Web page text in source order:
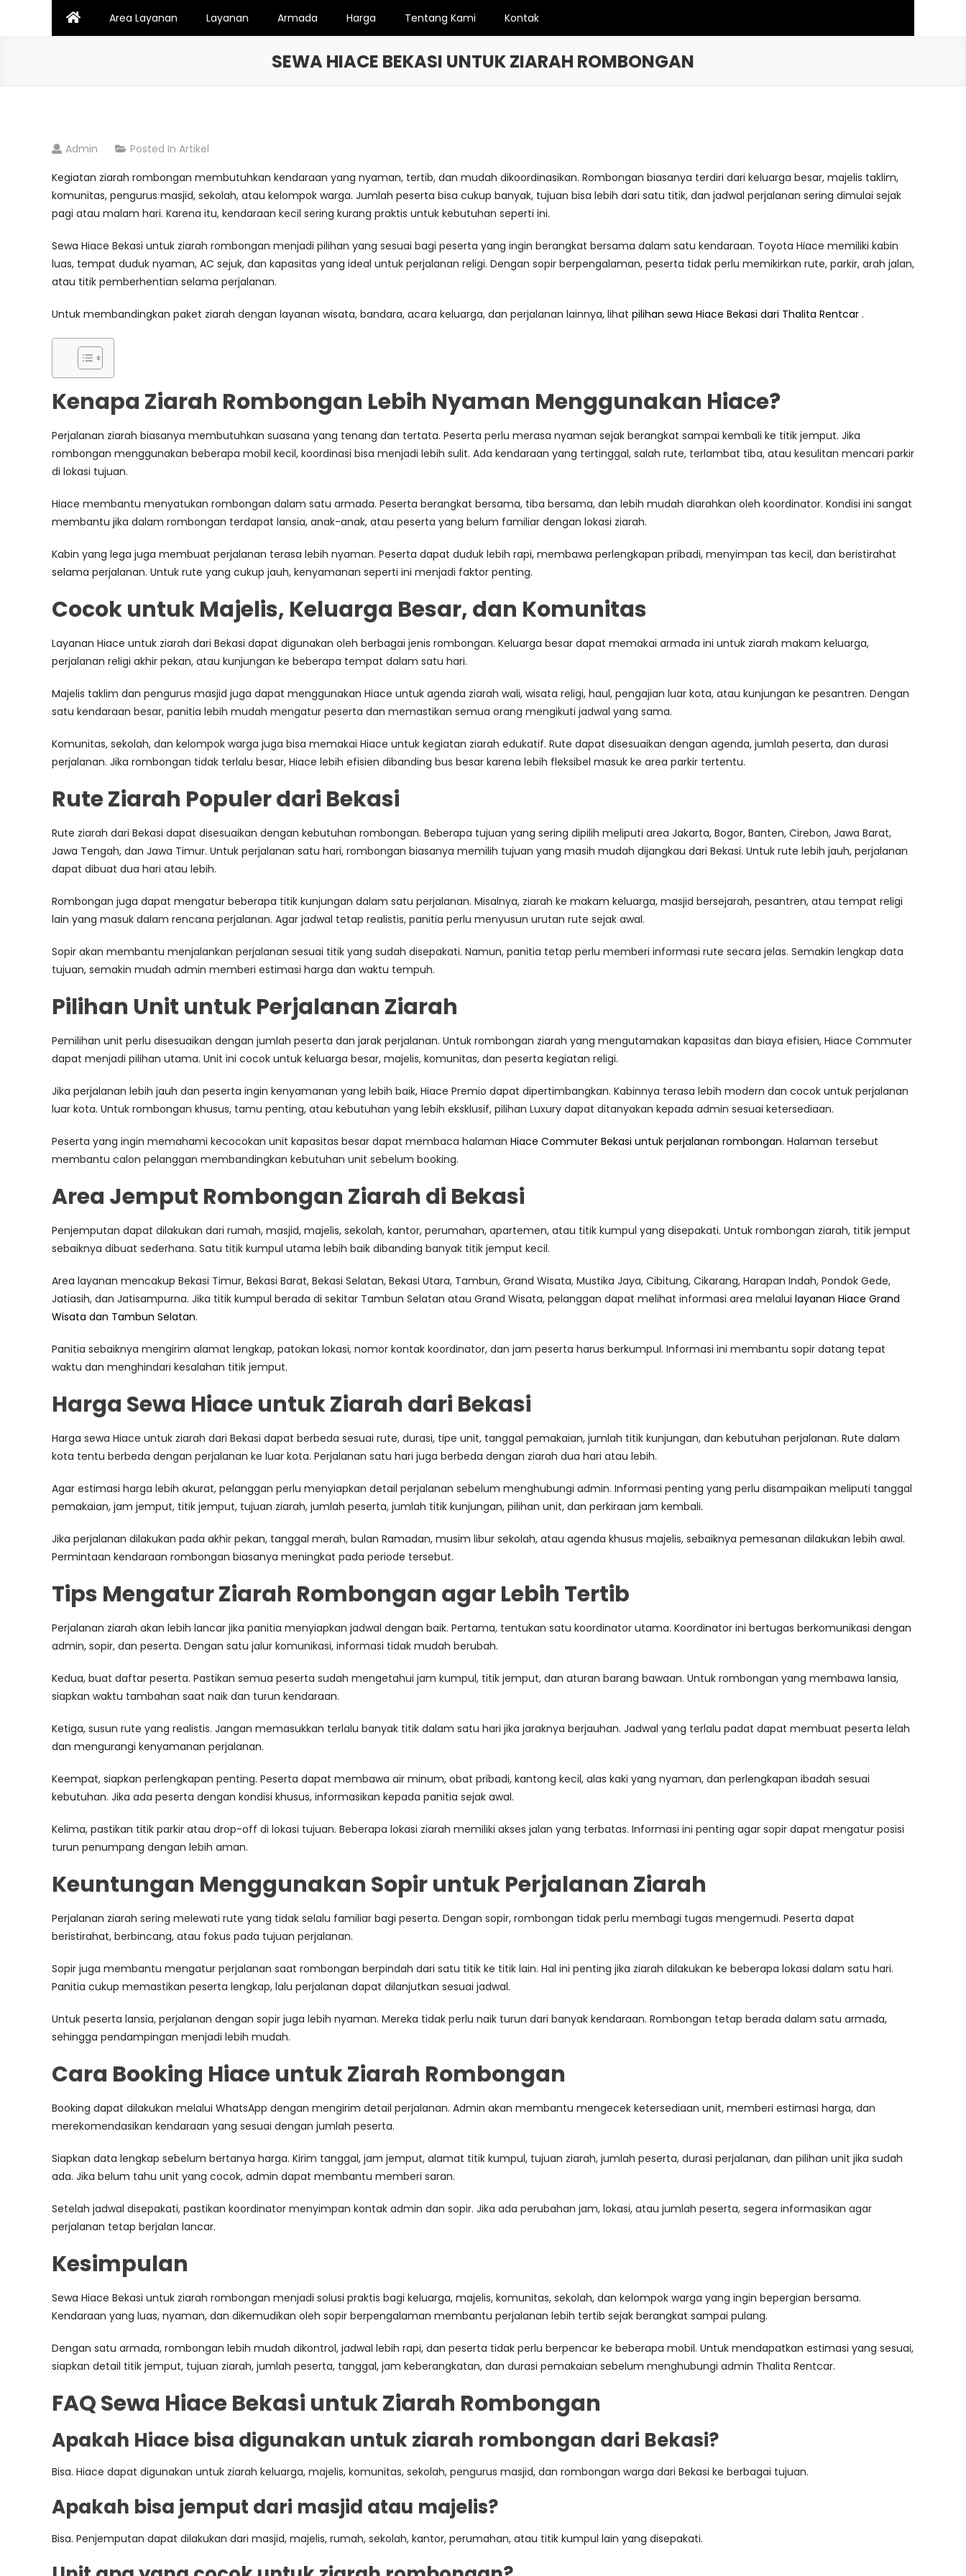
Area Layanan Layanan Armada Harga Tentang Kami Kontak
SEWA HIACE BEKASI UNTUK ZIARAH ROMBONGAN
Admin Posted In Artikel
Kegiatan ziarah rombongan membutuhkan kendaraan yang nyaman, tertib, dan mudah dikoordinasikan. Rombongan biasanya terdiri dari keluarga besar, majelis taklim,
komunitas, pengurus masjid, sekolah, atau kelompok warga. Jumlah peserta bisa cukup banyak, tujuan bisa lebih dari satu titik, dan jadwal perjalanan sering dimulai sejak
pagi atau malam hari. Karena itu, kendaraan kecil sering kurang praktis untuk kebutuhan seperti ini.
Sewa Hiace Bekasi untuk ziarah rombongan menjadi pilihan yang sesuai bagi peserta yang ingin berangkat bersama dalam satu kendaraan. Toyota Hiace memiliki kabin
luas, tempat duduk nyaman, AC sejuk, dan kapasitas yang ideal untuk perjalanan religi. Dengan sopir berpengalaman, peserta tidak perlu memikirkan rute, parkir, arah jalan,
atau titik pemberhentian selama perjalanan.
Untuk membandingkan paket ziarah dengan layanan wisata, bandara, acara keluarga, dan perjalanan lainnya, lihat pilihan sewa Hiace Bekasi dari Thalita Rentcar .
Kenapa Ziarah Rombongan Lebih Nyaman Menggunakan Hiace?
Perjalanan ziarah biasanya membutuhkan suasana yang tenang dan tertata. Peserta perlu merasa nyaman sejak berangkat sampai kembali ke titik jemput. Jika
rombongan menggunakan beberapa mobil kecil, koordinasi bisa menjadi lebih sulit. Ada kendaraan yang tertinggal, salah rute, terlambat tiba, atau kesulitan mencari parkir
di lokasi tujuan.
Hiace membantu menyatukan rombongan dalam satu armada. Peserta berangkat bersama, tiba bersama, dan lebih mudah diarahkan oleh koordinator. Kondisi ini sangat
membantu jika dalam rombongan terdapat lansia, anak-anak, atau peserta yang belum familiar dengan lokasi ziarah.
Kabin yang lega juga membuat perjalanan terasa lebih nyaman. Peserta dapat duduk lebih rapi, membawa perlengkapan pribadi, menyimpan tas kecil, dan beristirahat
selama perjalanan. Untuk rute yang cukup jauh, kenyamanan seperti ini menjadi faktor penting.
Cocok untuk Majelis, Keluarga Besar, dan Komunitas
Layanan Hiace untuk ziarah dari Bekasi dapat digunakan oleh berbagai jenis rombongan. Keluarga besar dapat memakai armada ini untuk ziarah makam keluarga,
perjalanan religi akhir pekan, atau kunjungan ke beberapa tempat dalam satu hari.
Majelis taklim dan pengurus masjid juga dapat menggunakan Hiace untuk agenda ziarah wali, wisata religi, haul, pengajian luar kota, atau kunjungan ke pesantren. Dengan
satu kendaraan besar, panitia lebih mudah mengatur peserta dan memastikan semua orang mengikuti jadwal yang sama.
Komunitas, sekolah, dan kelompok warga juga bisa memakai Hiace untuk kegiatan ziarah edukatif. Rute dapat disesuaikan dengan agenda, jumlah peserta, dan durasi
perjalanan. Jika rombongan tidak terlalu besar, Hiace lebih efisien dibanding bus besar karena lebih fleksibel masuk ke area parkir tertentu.
Rute Ziarah Populer dari Bekasi
Rute ziarah dari Bekasi dapat disesuaikan dengan kebutuhan rombongan. Beberapa tujuan yang sering dipilih meliputi area Jakarta, Bogor, Banten, Cirebon, Jawa Barat,
Jawa Tengah, dan Jawa Timur. Untuk perjalanan satu hari, rombongan biasanya memilih tujuan yang masih mudah dijangkau dari Bekasi. Untuk rute lebih jauh, perjalanan
dapat dibuat dua hari atau lebih.
Rombongan juga dapat mengatur beberapa titik kunjungan dalam satu perjalanan. Misalnya, ziarah ke makam keluarga, masjid bersejarah, pesantren, atau tempat religi
lain yang masuk dalam rencana perjalanan. Agar jadwal tetap realistis, panitia perlu menyusun urutan rute sejak awal.
Sopir akan membantu menjalankan perjalanan sesuai titik yang sudah disepakati. Namun, panitia tetap perlu memberi informasi rute secara jelas. Semakin lengkap data
tujuan, semakin mudah admin memberi estimasi harga dan waktu tempuh.
Pilihan Unit untuk Perjalanan Ziarah
Pemilihan unit perlu disesuaikan dengan jumlah peserta dan jarak perjalanan. Untuk rombongan ziarah yang mengutamakan kapasitas dan biaya efisien, Hiace Commuter
dapat menjadi pilihan utama. Unit ini cocok untuk keluarga besar, majelis, komunitas, dan peserta kegiatan religi.
Jika perjalanan lebih jauh dan peserta ingin kenyamanan yang lebih baik, Hiace Premio dapat dipertimbangkan. Kabinnya terasa lebih modern dan cocok untuk perjalanan
luar kota. Untuk rombongan khusus, tamu penting, atau kebutuhan yang lebih eksklusif, pilihan Luxury dapat ditanyakan kepada admin sesuai ketersediaan.
Peserta yang ingin memahami kecocokan unit kapasitas besar dapat membaca halaman Hiace Commuter Bekasi untuk perjalanan rombongan. Halaman tersebut
membantu calon pelanggan membandingkan kebutuhan unit sebelum booking.
Area Jemput Rombongan Ziarah di Bekasi
Penjemputan dapat dilakukan dari rumah, masjid, majelis, sekolah, kantor, perumahan, apartemen, atau titik kumpul yang disepakati. Untuk rombongan ziarah, titik jemput
sebaiknya dibuat sederhana. Satu titik kumpul utama lebih baik dibanding banyak titik jemput kecil.
Area layanan mencakup Bekasi Timur, Bekasi Barat, Bekasi Selatan, Bekasi Utara, Tambun, Grand Wisata, Mustika Jaya, Cibitung, Cikarang, Harapan Indah, Pondok Gede,
Jatiasih, dan Jatisampurna. Jika titik kumpul berada di sekitar Tambun Selatan atau Grand Wisata, pelanggan dapat melihat informasi area melalui layanan Hiace Grand
Wisata dan Tambun Selatan.
Panitia sebaiknya mengirim alamat lengkap, patokan lokasi, nomor kontak koordinator, dan jam peserta harus berkumpul. Informasi ini membantu sopir datang tepat
waktu dan menghindari kesalahan titik jemput.
Harga Sewa Hiace untuk Ziarah dari Bekasi
Harga sewa Hiace untuk ziarah dari Bekasi dapat berbeda sesuai rute, durasi, tipe unit, tanggal pemakaian, jumlah titik kunjungan, dan kebutuhan perjalanan. Rute dalam
kota tentu berbeda dengan perjalanan ke luar kota. Perjalanan satu hari juga berbeda dengan ziarah dua hari atau lebih.
Agar estimasi harga lebih akurat, pelanggan perlu menyiapkan detail perjalanan sebelum menghubungi admin. Informasi penting yang perlu disampaikan meliputi tanggal
pemakaian, jam jemput, titik jemput, tujuan ziarah, jumlah peserta, jumlah titik kunjungan, pilihan unit, dan perkiraan jam kembali.
Jika perjalanan dilakukan pada akhir pekan, tanggal merah, bulan Ramadan, musim libur sekolah, atau agenda khusus majelis, sebaiknya pemesanan dilakukan lebih awal.
Permintaan kendaraan rombongan biasanya meningkat pada periode tersebut.
Tips Mengatur Ziarah Rombongan agar Lebih Tertib
Perjalanan ziarah akan lebih lancar jika panitia menyiapkan jadwal dengan baik. Pertama, tentukan satu koordinator utama. Koordinator ini bertugas berkomunikasi dengan
admin, sopir, dan peserta. Dengan satu jalur komunikasi, informasi tidak mudah berubah.
Kedua, buat daftar peserta. Pastikan semua peserta sudah mengetahui jam kumpul, titik jemput, dan aturan barang bawaan. Untuk rombongan yang membawa lansia,
siapkan waktu tambahan saat naik dan turun kendaraan.
Ketiga, susun rute yang realistis. Jangan memasukkan terlalu banyak titik dalam satu hari jika jaraknya berjauhan. Jadwal yang terlalu padat dapat membuat peserta lelah
dan mengurangi kenyamanan perjalanan.
Keempat, siapkan perlengkapan penting. Peserta dapat membawa air minum, obat pribadi, kantong kecil, alas kaki yang nyaman, dan perlengkapan ibadah sesuai
kebutuhan. Jika ada peserta dengan kondisi khusus, informasikan kepada panitia sejak awal.
Kelima, pastikan titik parkir atau drop-off di lokasi tujuan. Beberapa lokasi ziarah memiliki akses jalan yang terbatas. Informasi ini penting agar sopir dapat mengatur posisi
turun penumpang dengan lebih aman.
Keuntungan Menggunakan Sopir untuk Perjalanan Ziarah
Perjalanan ziarah sering melewati rute yang tidak selalu familiar bagi peserta. Dengan sopir, rombongan tidak perlu membagi tugas mengemudi. Peserta dapat
beristirahat, berbincang, atau fokus pada tujuan perjalanan.
Sopir juga membantu mengatur perjalanan saat rombongan berpindah dari satu titik ke titik lain. Hal ini penting jika ziarah dilakukan ke beberapa lokasi dalam satu hari.
Panitia cukup memastikan peserta lengkap, lalu perjalanan dapat dilanjutkan sesuai jadwal.
Untuk peserta lansia, perjalanan dengan sopir juga lebih nyaman. Mereka tidak perlu naik turun dari banyak kendaraan. Rombongan tetap berada dalam satu armada,
sehingga pendampingan menjadi lebih mudah.
Cara Booking Hiace untuk Ziarah Rombongan
Booking dapat dilakukan melalui WhatsApp dengan mengirim detail perjalanan. Admin akan membantu mengecek ketersediaan unit, memberi estimasi harga, dan
merekomendasikan kendaraan yang sesuai dengan jumlah peserta.
Siapkan data lengkap sebelum bertanya harga. Kirim tanggal, jam jemput, alamat titik kumpul, tujuan ziarah, jumlah peserta, durasi perjalanan, dan pilihan unit jika sudah
ada. Jika belum tahu unit yang cocok, admin dapat membantu memberi saran.
Setelah jadwal disepakati, pastikan koordinator menyimpan kontak admin dan sopir. Jika ada perubahan jam, lokasi, atau jumlah peserta, segera informasikan agar
perjalanan tetap berjalan lancar.
Kesimpulan
Sewa Hiace Bekasi untuk ziarah rombongan menjadi solusi praktis bagi keluarga, majelis, komunitas, sekolah, dan kelompok warga yang ingin bepergian bersama.
Kendaraan yang luas, nyaman, dan dikemudikan oleh sopir berpengalaman membantu perjalanan lebih tertib sejak berangkat sampai pulang.
Dengan satu armada, rombongan lebih mudah dikontrol, jadwal lebih rapi, dan peserta tidak perlu berpencar ke beberapa mobil. Untuk mendapatkan estimasi yang sesuai,
siapkan detail titik jemput, tujuan ziarah, jumlah peserta, tanggal, jam keberangkatan, dan durasi pemakaian sebelum menghubungi admin Thalita Rentcar.
FAQ Sewa Hiace Bekasi untuk Ziarah Rombongan
Apakah Hiace bisa digunakan untuk ziarah rombongan dari Bekasi?
Bisa. Hiace dapat digunakan untuk ziarah keluarga, majelis, komunitas, sekolah, pengurus masjid, dan rombongan warga dari Bekasi ke berbagai tujuan.
Apakah bisa jemput dari masjid atau majelis?
Bisa. Penjemputan dapat dilakukan dari masjid, majelis, rumah, sekolah, kantor, perumahan, atau titik kumpul lain yang disepakati.